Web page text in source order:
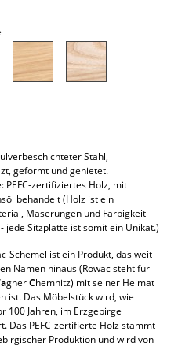
Stahl,
geformt und genietet.
PEFC-zertifiziertes Holz, mit
behandelt (Holz ist ein
Maserungen und Farbigkeit
jede Sitzplatte ist somit ein Unikat.)
Schemel ist ein Produkt, das weit
Namen hinaus (Rowac steht für
gnerChemnitz) mit seiner Heimat
ist. Das Möbelstück wird, wie
100 Jahren, im Erzgebirge
Das PEFC-zertifierte Holz stammt
Produktion und wird von